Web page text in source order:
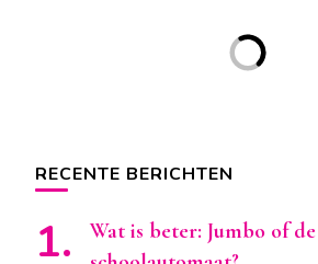
RECENTE BERICHTEN
Wat is beter: Jumbo of de